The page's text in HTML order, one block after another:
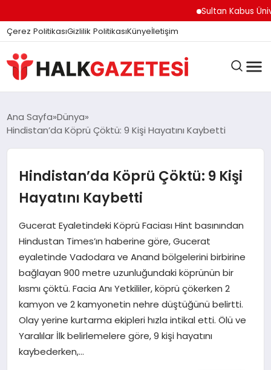
Sultan Kabus
Çerez PolitikasıGizlilik PolitikasıKünyeİletişim
DÜNYA
EKONOMI
MAGAZIN
SAĞLIK
Ana Sayfa Dünya
Hindistan’da Köprü Çöktü: 9 Kişi Hayatını Kaybetti
Hindistan’da Köprü Çöktü: 9 Kişi
Hayatını Kaybetti
Gucerat Eyaletindeki Köprü Faciası Hint basınından
Hindustan Times’ın haberine göre, Gucerat
eyaletinde Vadodara ve Anand bölgelerini birbirine
bağlayan 900 metre uzunluğundaki köprünün bir
kısmı çöktü. Facia Anı Yetkililer, köprü çökerken 2
kamyon ve 2 kamyonetin nehre düştüğünü belirtti.
Olay yerine kurtarma ekipleri hızla intikal etti. Ölü ve
Yaralılar İlk belirlemelere göre, 9 kişi hayatını
kaybederken,…